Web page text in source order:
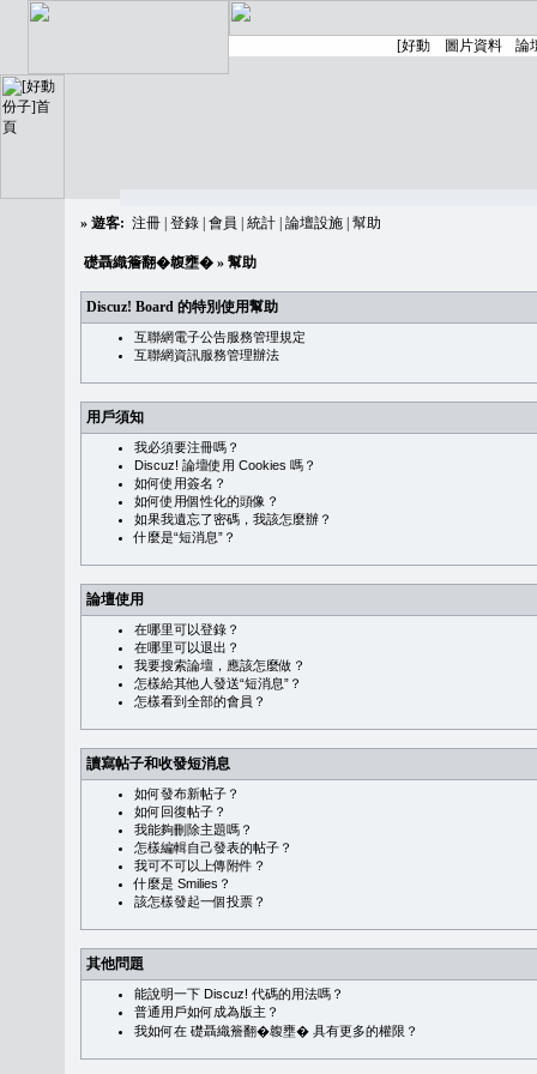
» 遊客: 注冊 登錄 會員 統計 論壇設施 幫助
礎聶織簷翻�䪖壅� » 幫助
Discuz! Board 的特別使用幫助
互聯網電子公告服務管理規定
互聯網資訊服務管理辦法
用戶須知
我必須要注冊嗎？
Discuz! 論壇使用 Cookies 嗎？
如何使用簽名？
如何使用個性化的頭像？
如果我遺忘了密碼，我該怎麼辦？
什麼是“短消息”？
論壇使用
在哪里可以登錄？
在哪里可以退出？
我要搜索論壇，應該怎麼做？
怎樣給其他人發送“短消息”？
怎樣看到全部的會員？
讀寫帖子和收發短消息
如何發布新帖子？
如何回復帖子？
我能夠刪除主題嗎？
怎樣編輯自己發表的帖子？
我可不可以上傳附件？
什麼是 Smilies？
該怎樣發起一個投票？
其他問題
能說明一下 Discuz! 代碼的用法嗎？
普通用戶如何成為版主？
我如何在 礎聶織簷翻�䪖壅� 具有更多的權限？